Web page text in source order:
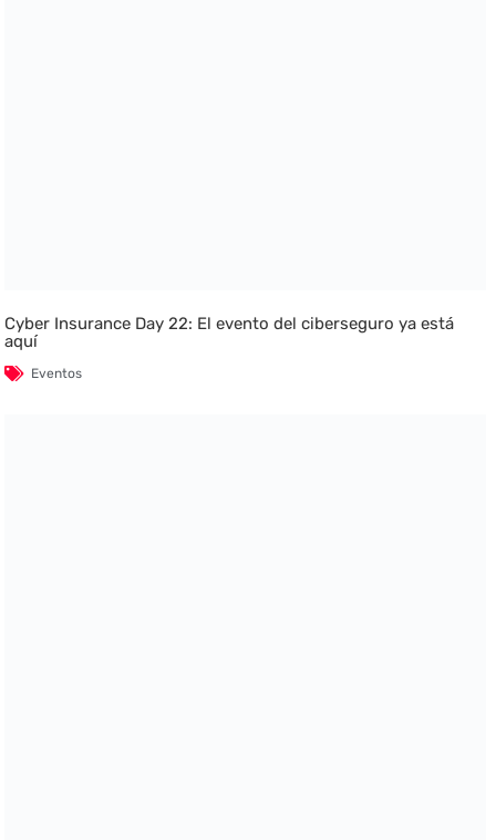
Cyber Insurance Day 22: El evento del ciberseguro ya está
aquí
Eventos